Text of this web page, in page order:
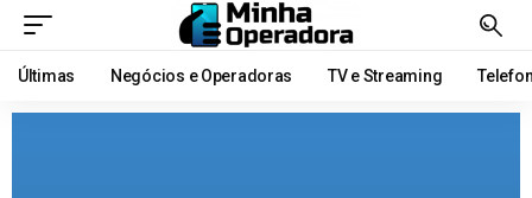
Últimas Negócios e Operadoras TV e Streaming